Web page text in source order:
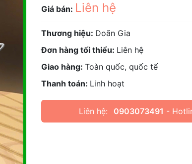
Giá bán: Liên hệ
Thương hiệu: Doãn Gia
Đơn hàng tối thiểu: Liên hệ
Giao hàng: Toàn quốc, quốc tế
Thanh toán: Linh hoạt
Liên hệ: 0903073491 -